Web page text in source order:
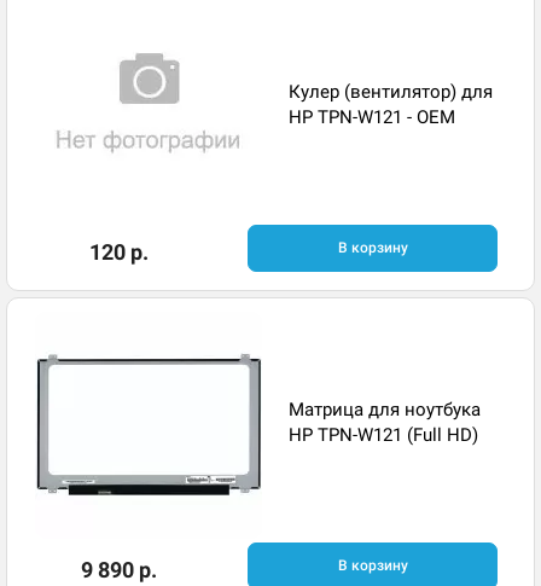
Кулер (вентилятор) для
HP TPN-W121 - OEM
120 р. В корзину
Матрица для ноутбука
HP TPN-W121 (Full HD)
9 890 р. В корзину